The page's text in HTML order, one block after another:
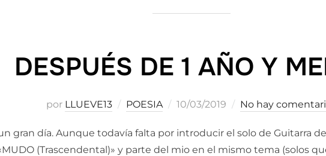
DESPUÉS DE 1 AÑO Y
por LLUEVE13 POESIA
Publicado
10/03/2019 No hay
gran día. Aunque todavía falta por introducir el solo de Guitarra
(Trascendental)» y parte del mio en el mismo tema (solos